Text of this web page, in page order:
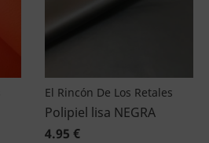
El Rincón De Los Retales
Polipiel lisa NEGRA
4.95 €